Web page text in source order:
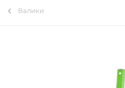
Валики